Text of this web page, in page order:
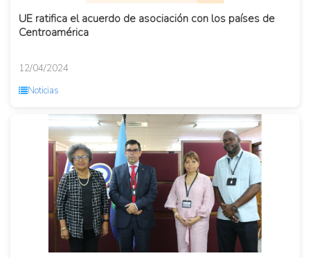
UE ratifica el acuerdo de asociación con los países de
Centroamérica
12/04/2024
Noticias